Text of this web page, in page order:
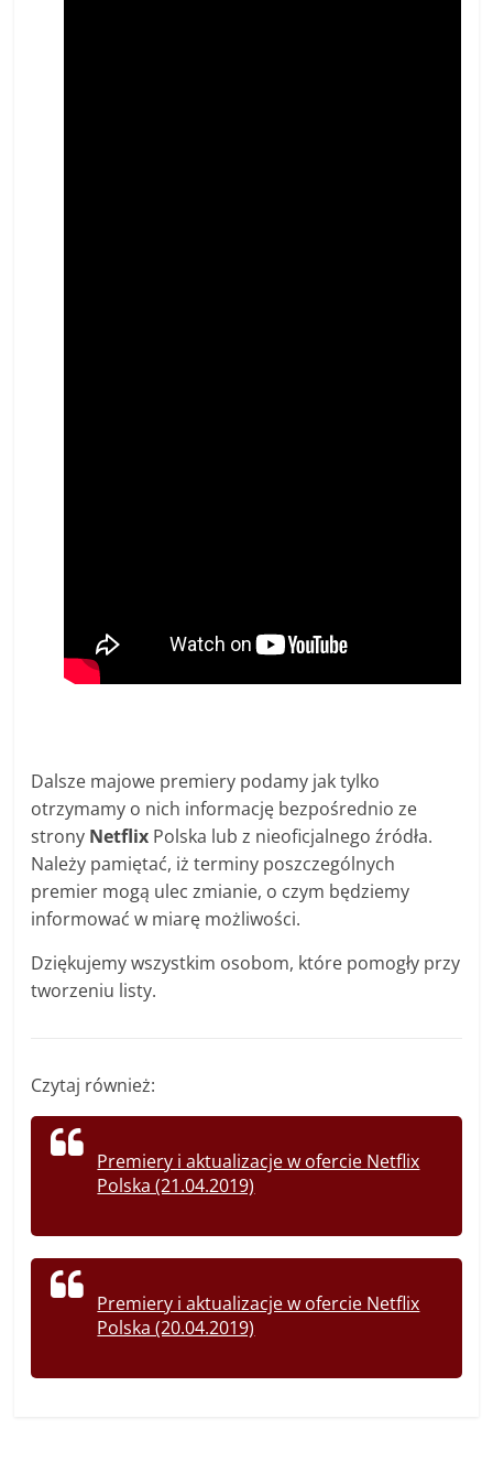
Dalsze majowe premiery podamy jak tylko
otrzymamy o nich informację bezpośrednio ze
strony Netflix Polska lub z nieoficjalnego źródła.
Należy pamiętać, iż terminy poszczególnych
premier mogą ulec zmianie, o czym będziemy
informować w miarę możliwości.
Dziękujemy wszystkim osobom, które pomogły przy
tworzeniu listy.
Czytaj również:
Premiery i aktualizacje w ofercie Netflix
Polska (21.04.2019)
Premiery i aktualizacje w ofercie Netflix
Polska (20.04.2019)